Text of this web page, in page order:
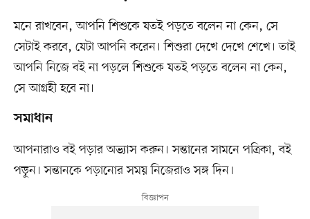
মনে রাখবেন, আপনি শিশুকে যতই পড়তে বলেন না কেন, সে
সেটাই করবে, যেটা আপনি করেন। শিশুরা দেখে দেখে শেখে। তাই
আপনি নিজে বই না পড়লে শিশুকে যতই পড়তে বলেন না কেন,
সে আগ্রহী হবে না।
সমাধান
আপনারাও বই পড়ার অভ্যাস করুন। সন্তানের সামনে পত্রিকা, বই
পড়ুন। সন্তানকে পড়ানোর সময় নিজেরাও সঙ্গ দিন।